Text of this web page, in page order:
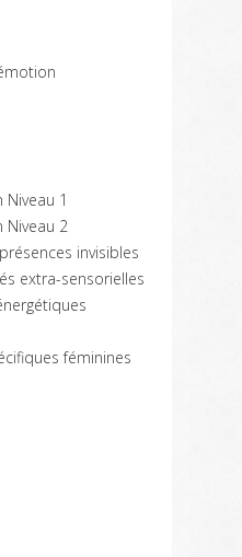
1
Niveau 2
invisibles
extra-sensorielles
féminines